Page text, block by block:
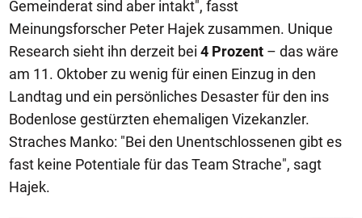
Gemeinderat sind aber intakt", fasst
Meinungsforscher Peter Hajek zusammen. Unique
Research sieht ihn derzeit bei 4 Prozent – das wäre
am 11. Oktober zu wenig für einen Einzug in den
Landtag und ein persönliches Desaster für den ins
Bodenlose gestürzten ehemaligen Vizekanzler.
Straches Manko: "Bei den Unentschlossenen gibt es
fast keine Potentiale für das Team Strache", sagt
Hajek.